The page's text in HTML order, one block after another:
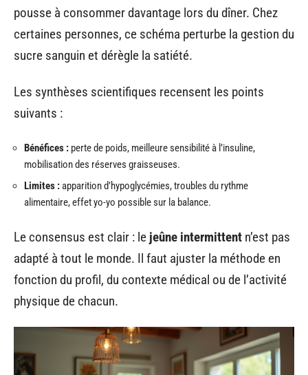
pousse à consommer davantage lors du dîner. Chez
certaines personnes, ce schéma perturbe la gestion du
sucre sanguin et dérègle la satiété.
Les synthèses scientifiques recensent les points
suivants :
Bénéfices : perte de poids, meilleure sensibilité à l’insuline,
mobilisation des réserves graisseuses.
Limites :apparition d’hypoglycémies, troubles du rythme
alimentaire, effet yo-yo possible sur la balance.
Le consensus est clair : le jeûne intermittent n’est pas
adapté à tout le monde. Il faut ajuster la méthode en
fonction du profil, du contexte médical ou de l’activité
physique de chacun.